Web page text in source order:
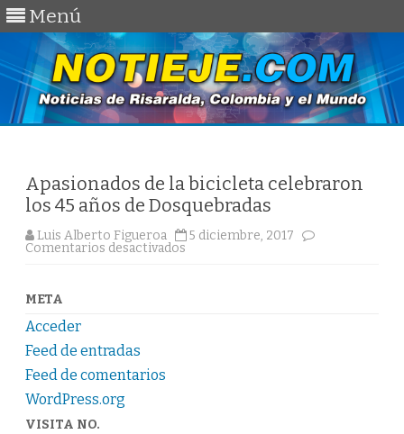
Menú
Apasionados de la bicicleta celebraron
los 45 años de Dosquebradas
Luis Alberto Figueroa
5 diciembre, 2017
Comentarios desactivados
META
Acceder
Feed de entradas
Feed de comentarios
WordPress.org
VISITA NO.